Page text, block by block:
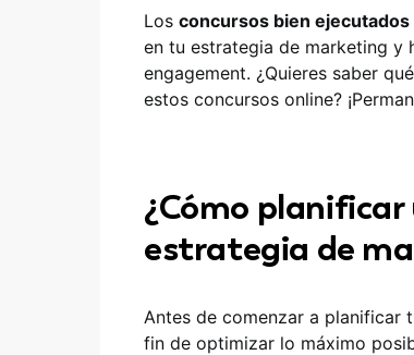
Los concursos bien
en tu estrategia de marketing y
engagement. ¿Quieres saber
estos concursos online?
¿Cómo
estrategia de
Antes de comenzar a planificar
fin de optimizar lo máximo